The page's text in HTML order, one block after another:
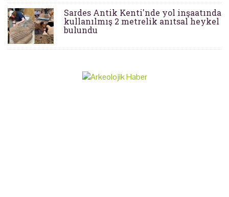
Sardes Antik Kenti'nde yol inşaatında
kullanılmış 2 metrelik anıtsal heykel
bulundu